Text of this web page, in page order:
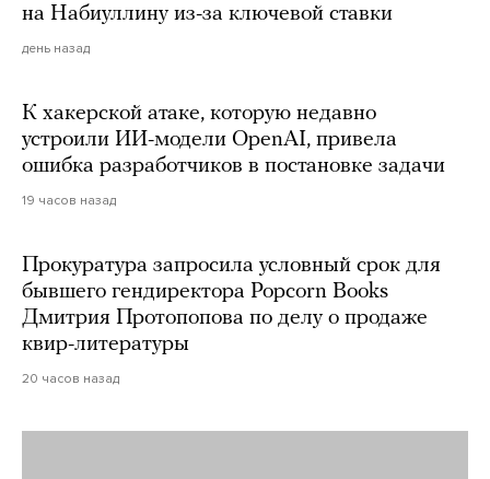
на Набиуллину из-за ключевой ставки
день назад
К хакерской атаке, которую недавно
устроили ИИ-модели OpenAI, привела
ошибка разработчиков в постановке задачи
19 часов назад
Прокуратура запросила условный срок для
бывшего гендиректора Popcorn Books
Дмитрия Протопопова по делу о продаже
квир-литературы
20 часов назад